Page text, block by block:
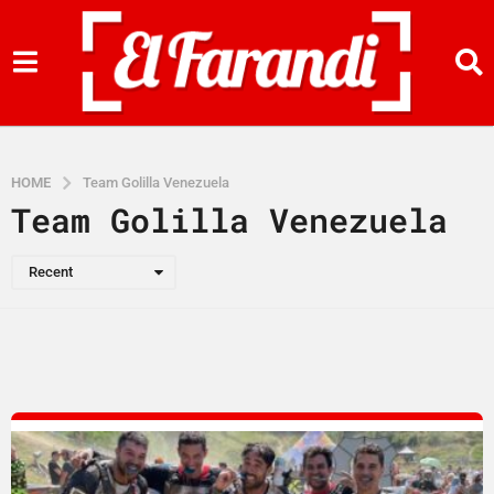
HOME Team Golilla Venezuela
Team Golilla Venezuela
Recent